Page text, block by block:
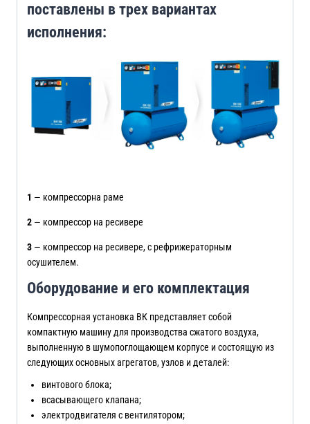
поставлены в трех вариантах
исполнения:
1 — компрессорна раме
2 — компрессор на ресивере
3 — компрессор на ресивере, с рефрижераторным
осушителем.
Оборудование и его комплектация
Компрессорная установка ВК представляет собой
компактную машину для производства сжатого воздуха,
выполненную в шумопоглощающем корпусе и состоящую из
следующих основных агрегатов, узлов и деталей:
винтового блока;
всасывающего клапана;
электродвигателя с вентилятором;